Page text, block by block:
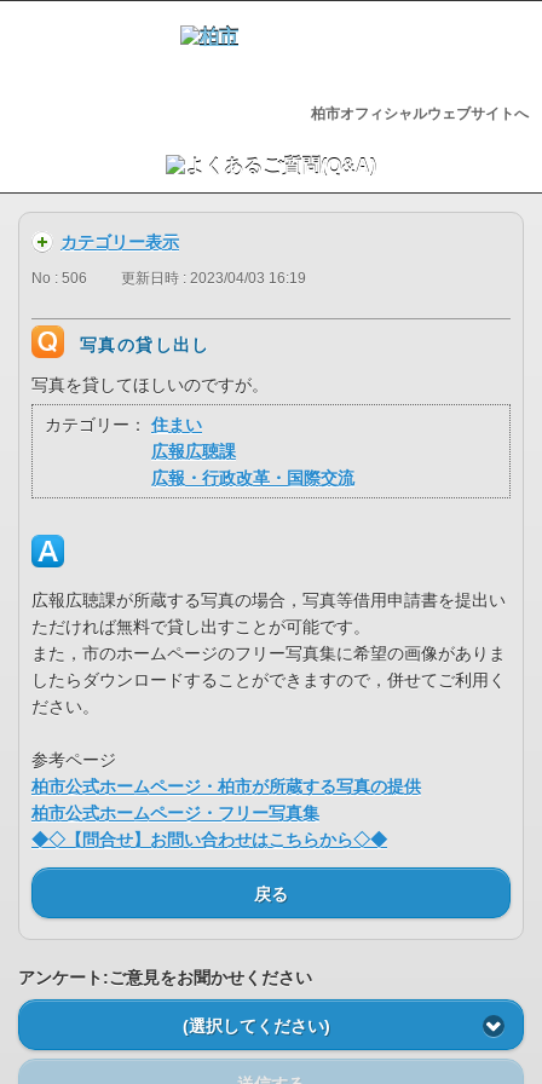
柏市オフィシャルウェブサイトへ
カテゴリー表示
No : 506 更新日時 : 2023/04/03 16:19
写真の貸し出し
写真を貸してほしいのですが。
カテゴリー：
住まい
広報広聴課
広報・行政改革・国際交流
広報広聴課が所蔵する写真の場合，写真等借用申請書を提出い
ただければ無料で貸し出すことが可能です。
また，市のホームページのフリー写真集に希望の画像がありま
したらダウンロードすることができますので，併せてご利用く
ださい。
参考ページ
柏市公式ホームページ・柏市が所蔵する写真の提供
柏市公式ホームページ・フリー写真集
◆◇【問合せ】お問い合わせはこちらから◇◆
戻る
アンケート:ご意見をお聞かせください
(選択してください)